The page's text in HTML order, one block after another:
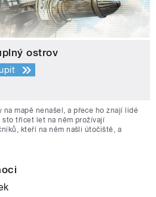
ostrov
mapě nenašel, a přece ho znají lidé
sto třicet let na něm prožívají
kteří na něm našli útočiště, a